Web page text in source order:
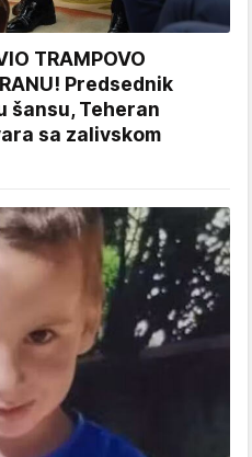
TRAMPOVO
Predsednik
šansu, Teheran
sa zalivskom